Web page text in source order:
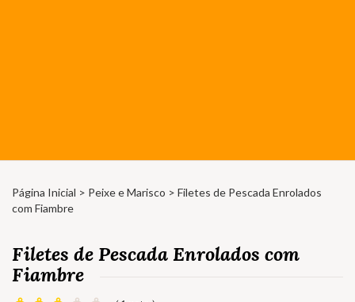
Página Inicial > Peixe e Marisco > Filetes de Pescada Enrolados
com Fiambre
Filetes de Pescada Enrolados com
Fiambre